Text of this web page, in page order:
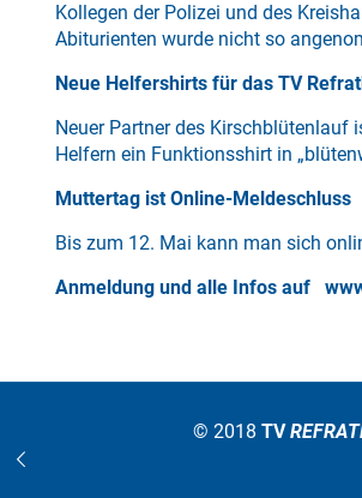
Kollegen der Polizei und des
Abiturienten wurde nicht so
Neue Helfershirts für das TV
Neuer Partner des Kirschblütenlauf
Helfern ein Funktionsshirt in
Muttertag ist Online-Meldeschluss
Bis zum 12. Mai kann man sich
Anmeldung und alle Infos auf
© 2018TV